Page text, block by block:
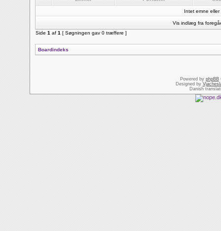
Intet emne
Vis indlæg fra
Side 1 af 1 [ Søgningen gav 0 træffere ]
Boardindeks
Powered by phpBB
Designed by
Danish